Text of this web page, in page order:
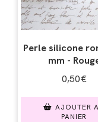
Perle silicone
mm -
0,50€
AJOUTER
PANIER